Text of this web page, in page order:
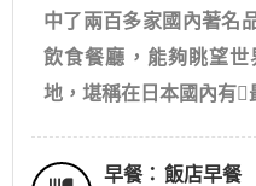
中了兩百多家國內著名
飲食餐廳，能夠眺望
地，堪稱在日本國內有
早餐： 飯店早餐